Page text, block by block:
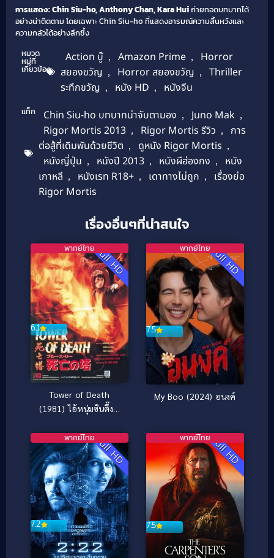
การแสดง:Chin Siu-ho, Anthony Chan, Kara Huiถ่ายทอดบทบาทได้
อย่างน่าติดตาม โดยเฉพาะ Chin Siu-ho ที่แสดงอารมณ์ความสิ้นหวังและ
ความกลัวได้อย่างลึกซึ้ง
หมวด
หมู่ที่
เกี่ยวข้อง
Action บู๊ , Amazon Prime ,
Horror
สยองขวัญ , Horror สยองขวัญ ,
Thriller
ระทึกขวัญ , หนัง HD , หนังจีน
แท็ก Chin Siu-ho บทบาทน่าจับตามอง , Juno Mak ,
Rigor Mortis 2013 , Rigor Mortis รีวิว ,
การ
ต่อสู้ที่เดิมพันด้วยชีวิต , ดูหนัง Rigor Mortis ,
หนังญี่ปุ่น , หนังปี 2013 , หนังผีฮ่องกง ,
หนัง
เกาหลี , หนังเรท R18+ , เดาทางไม่ถูก ,
เรื่องย่อ
Rigor Mortis
เรื่องอื่นๆที่น่าสนใจ
Full HD
6.1
พากย์ไทย
Tower of Death
(1981) ไอ้หนุ่มซินตึ๊ง…
Full HD
7.5
พากย์ไทย
My Boo (2024) อนงค์
Full HD
7.2
พากย์ไทย Full HD
7.5
พากย์ไทย